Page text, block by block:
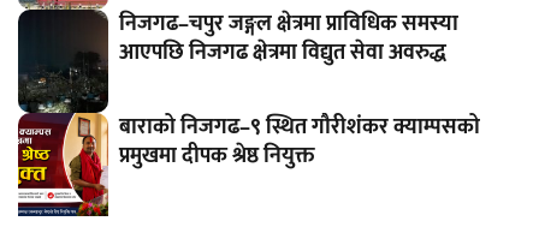
निजगढ–चपुर जङ्गल क्षेत्रमा प्राविधिक समस्या
आएपछि निजगढ क्षेत्रमा विद्युत सेवा अवरुद्ध
बाराको निजगढ–९ स्थित गौरीशंकर क्याम्पसको
प्रमुखमा दीपक श्रेष्ठ नियुक्त